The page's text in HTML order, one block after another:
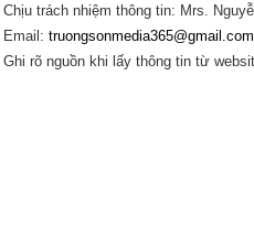
Chịu trách nhiệm thông tin: Mrs.
Email: truongsonmedia365@gmail.com
Ghi rõ nguồn khi lấy thông tin từ